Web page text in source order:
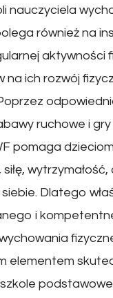
nauczyciela
również na
aktywności
na ich rozwój
ruchowe i gry
pomaga
Dlatego
i
elementem